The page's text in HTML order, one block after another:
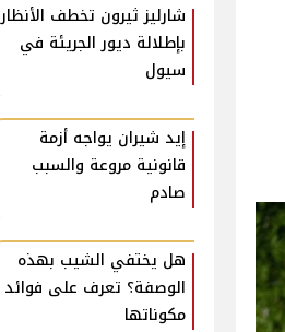
شارليز ثيرون تخطف الأنظار
بإطلالة ديور الجريئة في
سيول
إيد شيران يواجه أزمة
قانونية مروعة والسبب
صادم
هل يختفي الشيب بهذه
الوصفة؟ تعرف على فوائد
مكوناتها